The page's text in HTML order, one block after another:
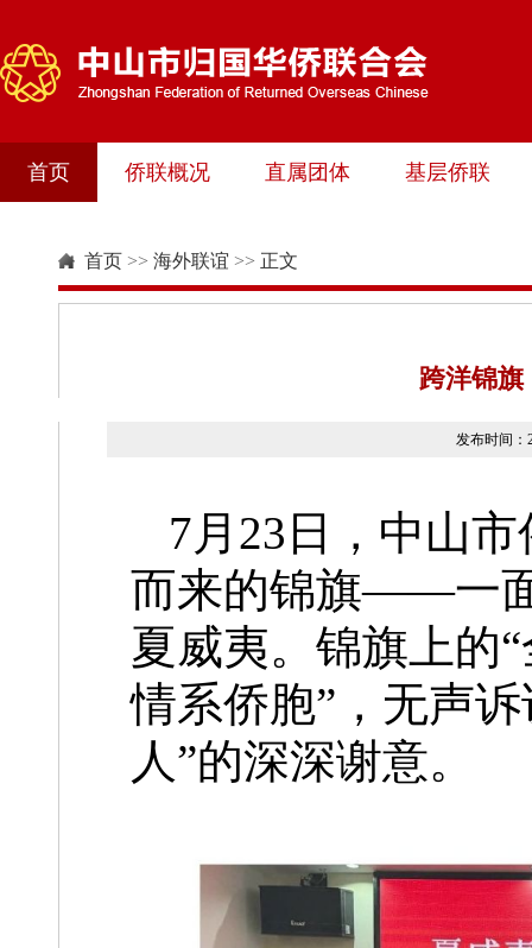
首页 侨联概况 直属团体 基层侨联
首页 >> 海外联谊 >> 正文
跨洋锦旗
发布时间
7月23日，中山
而来的锦旗——一
夏威夷。锦旗上的
情系侨胞”，无声
人”的深深谢意。